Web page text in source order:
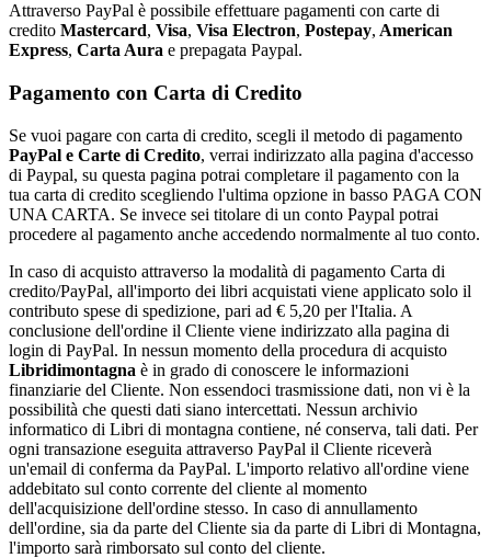
Attraverso PayPal è possibile effettuare pagamenti con carte di
credito Mastercard, Visa, Visa Electron, Postepay, American
Express, Carta Aura e prepagata Paypal.
Pagamento con Carta di Credito
Se vuoi pagare con carta di credito, scegli il metodo di pagamento
PayPal e Carte di Credito, verrai indirizzato alla pagina d'accesso
di Paypal, su questa pagina potrai completare il pagamento con la
tua carta di credito scegliendo l'ultima opzione in basso PAGA CON
UNA CARTA. Se invece sei titolare di un conto Paypal potrai
procedere al pagamento anche accedendo normalmente al tuo conto.
In caso di acquisto attraverso la modalità di pagamento Carta di
credito/PayPal, all'importo dei libri acquistati viene applicato solo il
contributo spese di spedizione, pari ad € 5,20 per l'Italia. A
conclusione dell'ordine il Cliente viene indirizzato alla pagina di
login di PayPal. In nessun momento della procedura di acquisto
Libridimontagna è in grado di conoscere le informazioni
finanziarie del Cliente. Non essendoci trasmissione dati, non vi è la
possibilità che questi dati siano intercettati. Nessun archivio
informatico di Libri di montagna contiene, né conserva, tali dati. Per
ogni transazione eseguita attraverso PayPal il Cliente riceverà
un'email di conferma da PayPal. L'importo relativo all'ordine viene
addebitato sul conto corrente del cliente al momento
dell'acquisizione dell'ordine stesso. In caso di annullamento
dell'ordine, sia da parte del Cliente sia da parte di Libri di Montagna,
l'importo sarà rimborsato sul conto del cliente.